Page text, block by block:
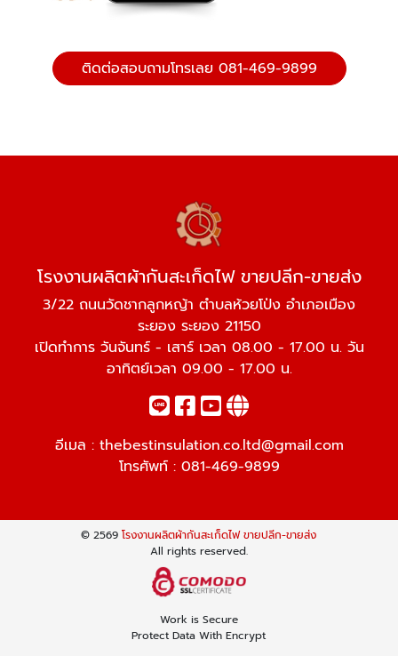
ติดต่อสอบถามโทรเลย 081-469-9899
โรงงานผลิตผ้ากันสะเก็ดไฟ ขายปลีก-ขายส่ง
3/22 ถนนวัดชากลูกหญ้า ตำบลห้วยโป่ง อำเภอเมือง
ระยอง ระยอง 21150
เปิดทำการ วันจันทร์ - เสาร์ เวลา 08.00 - 17.00 น. วัน
อาทิตย์เวลา 09.00 - 17.00 น.
อีเมล : thebestinsulation.co.ltd@gmail.com
โทรศัพท์ : 081-469-9899
© 2569โรงงานผลิตผ้ากันสะเก็ดไฟ ขายปลีก-ขายส่ง
All rights reserved.
Work is Secure
Protect Data With Encrypt